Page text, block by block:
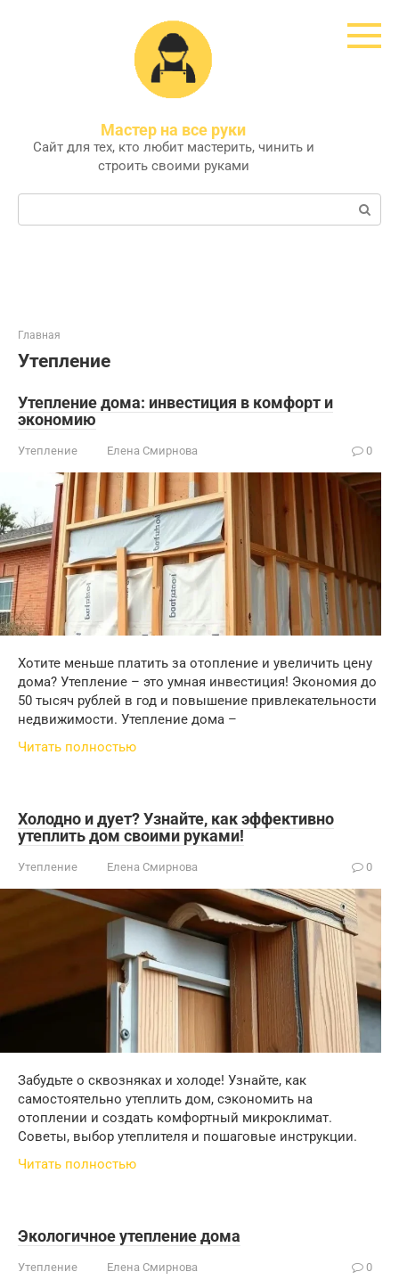
Мастер на все руки
Сайт для тех, кто любит мастерить, чинить и
строить своими руками
Поиск:
Главная
Утепление
Утепление дома: инвестиция в комфорт и
экономию
Утепление Елена Смирнова 0
Хотите меньше платить за отопление и увеличить цену
дома? Утепление – это умная инвестиция! Экономия до
50 тысяч рублей в год и повышение привлекательности
недвижимости. Утепление дома –
Читать полностью
Холодно и дует? Узнайте, как эффективно
утеплить дом своими руками!
Утепление Елена Смирнова 0
Забудьте о сквозняках и холоде! Узнайте, как
самостоятельно утеплить дом, сэкономить на
отоплении и создать комфортный микроклимат.
Советы, выбор утеплителя и пошаговые инструкции.
Читать полностью
Экологичное утепление дома
Утепление Елена Смирнова 0